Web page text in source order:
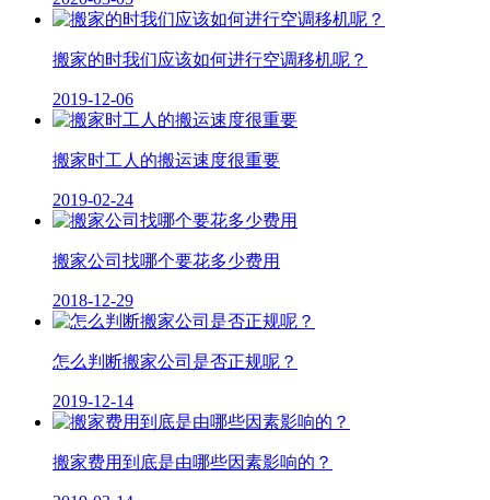
搬家的时我们应该如何进行空调移机呢？
2019-12-06
搬家时工人的搬运速度很重要
2019-02-24
搬家公司找哪个要花多少费用
2018-12-29
怎么判断搬家公司是否正规呢？
2019-12-14
搬家费用到底是由哪些因素影响的？